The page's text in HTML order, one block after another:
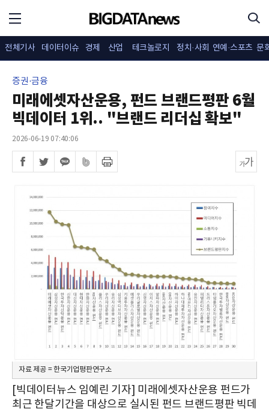
전체기사 데이터이슈 경제 산업 테크놀로지 정치·사회 연예·스포츠 문
증권·금융
미래에셋자산운용, 펀드 브랜드평판 6월
빅데이터 1위.. "브랜드 리더십 확보"
2026-06-19 07:40:06
자료 제공 = 한국기업평판연구소
[빅데이터뉴스 임예린 기자] 미래에셋자산운용 펀드가
최근 한달기간을 대상으로 실시된 펀드 브랜드평판 빅데